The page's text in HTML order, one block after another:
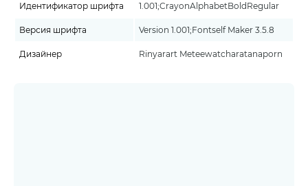
Идентификатор шрифта 1.001;CrayonAlphabetBoldRegular
Версия шрифта Version 1.001;Fontself Maker 3.5.8
Дизайнер Rinyarart Meteewatcharatanaporn